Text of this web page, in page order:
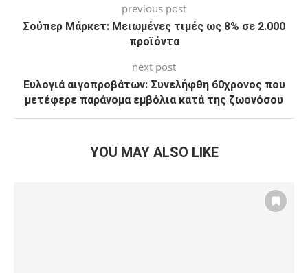
previous post
Σούπερ Μάρκετ: Μειωμένες τιμές ως 8% σε 2.000
προϊόντα
next post
Ευλογιά αιγοπροβάτων: Συνελήφθη 60χρονος που
μετέφερε παράνομα εμβόλια κατά της ζωονόσου
YOU MAY ALSO LIKE